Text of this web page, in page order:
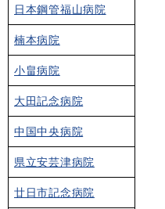
日本鋼管福山病院
楠本病院
小畠病院
大田記念病院
中国中央病院
県立安芸津病院
廿日市記念病院